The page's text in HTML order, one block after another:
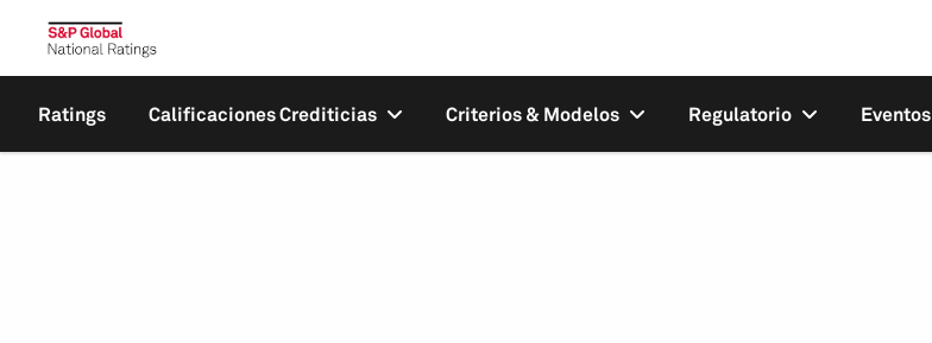
Ratings Calificaciones Crediticias Criterios & Modelos Regulatorio Eventos